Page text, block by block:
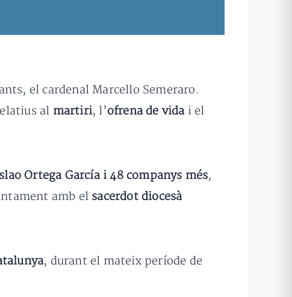
el cardenal Marcello Semeraro.
al martiri, l’ofrena de vidai el
Ortega García i 48 companys més,
amb el sacerdot diocesà
, durant el mateix període de